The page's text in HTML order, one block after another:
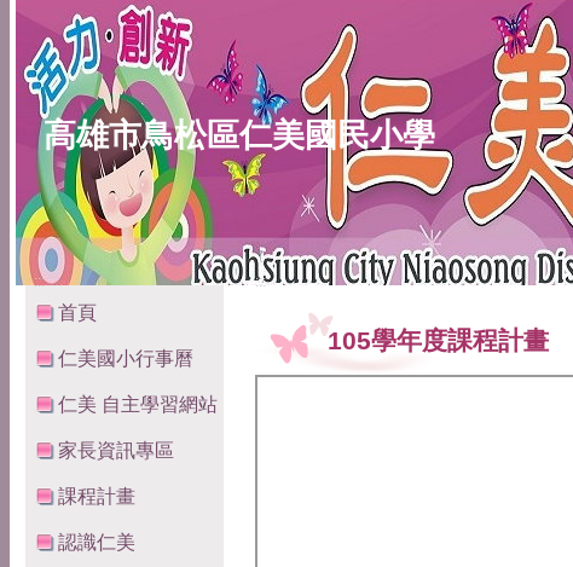
高雄市鳥松區仁美國民小學
:::
首頁
仁美國小行事曆
仁美 自主學習網站
家長資訊專區
課程計畫
認識仁美
:::
105學年度課程計畫